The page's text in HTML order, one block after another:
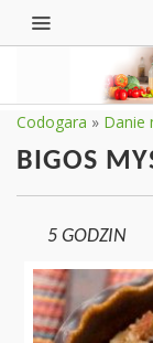
Codogara » Danie
BIGOS
5 GODZIN